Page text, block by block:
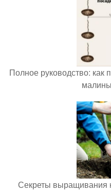
Полное руководство: как
Секреты выращивания